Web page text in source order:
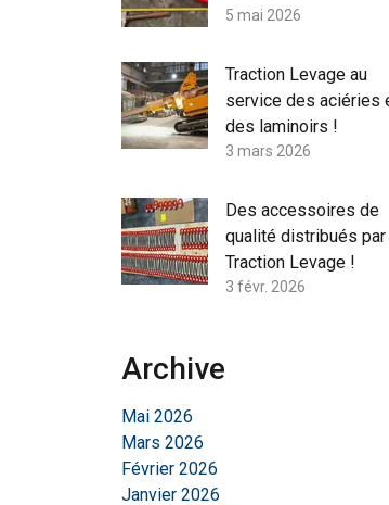
5 mai 2026
Traction Levage au
service des aciéries
des laminoirs !
3 mars 2026
Des accessoires de
qualité distribués par
Traction Levage !
3 févr. 2026
Archive
Mai 2026
Mars 2026
Février 2026
Janvier 2026